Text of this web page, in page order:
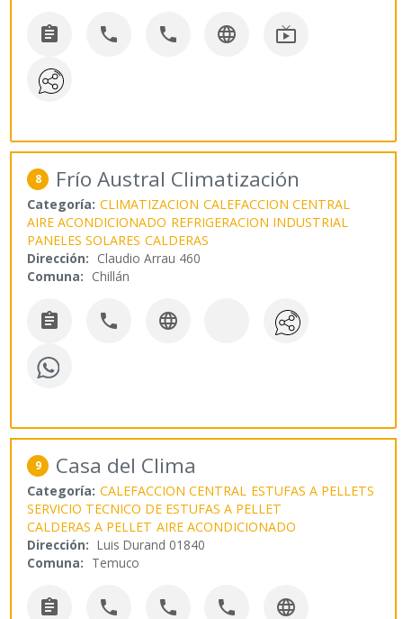
    
8 Frío Austral Climatización
Categoría: CLIMATIZACION CALEFACCION CENTRAL
AIRE ACONDICIONADO REFRIGERACION INDUSTRIAL
PANELES SOLARES CALDERAS
Dirección: Claudio Arrau 460
Comuna: Chillán
  
9 Casa del Clima
Categoría: CALEFACCION CENTRAL ESTUFAS A PELLETS
SERVICIO TECNICO DE ESTUFAS A PELLET
CALDERAS A PELLET AIRE ACONDICIONADO
Dirección: Luis Durand 01840
Comuna: Temuco
    